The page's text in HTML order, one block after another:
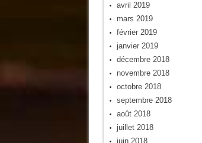
avril 2019
mars 2019
février 2019
janvier 2019
décembre 2018
novembre 2018
octobre 2018
septembre 2018
août 2018
juillet 2018
juin 2018